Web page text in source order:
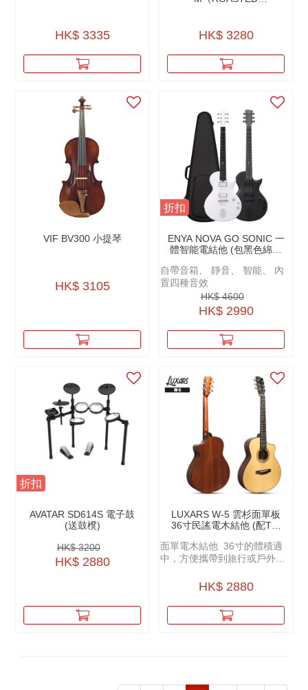
HK$ 3335
SYSTEM ELECTRIC
GUITARR）烤桃花心木24
品琴系列電結他
HK$ 3280
VIF BV300 小提琴
HK$ 3105
折扣
ENYA NOVA GO SONIC 一
體智能電結他 (包黑色綿袋
自帶音箱、 靜音、 智能、 內
置四種音效
HK$ 4600
HK$ 2990
折扣
AVATAR SD614S 電子鼓
(送鼓櫈)
HK$ 3200
HK$ 2880
LUXARS W-5 雲杉面單板
36寸民謠電木結他 (配TE-
面單電木結他 36寸的體積適
中，方便攜帶到旅行或戶外演
HK$ 2880